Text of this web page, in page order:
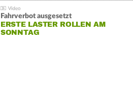
Fahrverbot ausgesetzt
ERSTE LASTER ROLLEN AM
SONNTAG